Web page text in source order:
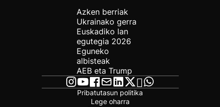
Azken berriak
Ukrainako gerra
Euskadiko lan
egutegia 2026
Eguneko
albisteak
AEB eta Trump
Pribatutasun politika
Lege oharra